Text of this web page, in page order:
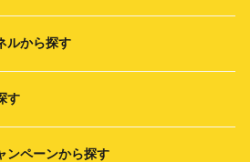
ルから探す
す
ンペーンから探す